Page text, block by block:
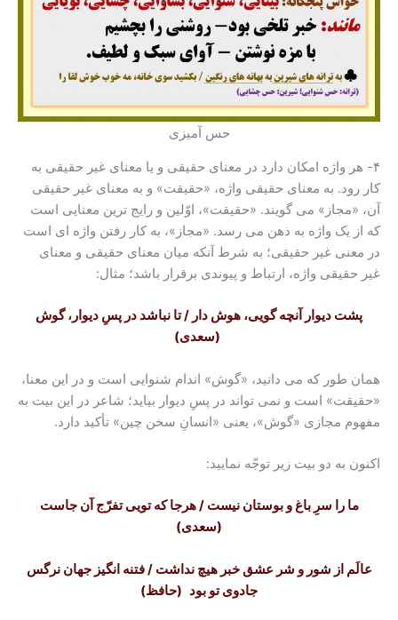
حس آمیزی
۴- هر واژه امکان دارد در معنای حقیقی و یا معنای غیر حقیقی به
کار رود. به معنای حقیقی واژه، «حقیقت» و به معنای غیر حقیقی
آن، «مجاز» می گویند. «حقیقت»، اوّلین و رایج ترین معنایی است
که از یک واژه به ذهن می رسد. «مجاز»، به کار رفتن واژه ای است
در معنی غیر حقیقی؛ به شرط آنکه میان معنای حقیقی و معنای
غیر حقیقی واژه، ارتباط و پیوندی برقرار باشد؛ مثال:
پشت دیوار آنچه گویی، هوش دار / تا نباشد در پسِ دیوار، گوش
(سعدی)
همان طور که می دانید، «گوش» اندام شنوایی است و در این معنا،
«حقیقت» است و نمی تواند در پسِ دیوار بیاید؛ شاعر در این بیت به
مفهوم مجازی «گوش»، یعنی «انسانِ سخن چین» تأکید دارد.
اکنون به دو بیت زیر توجّه نمایید:
ما را سرِ باغ و بوستان نیست / هرجا که تویی تفرّج آن جاست
(سعدی)
عالَم از شور و شر عشق خبر هیچ نداشت / فتنه انگیز جهان نرگس
جادوی تو بود (حافظ)